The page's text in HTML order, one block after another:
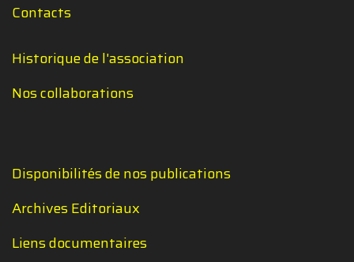
Contacts
Historique de l'association
Nos collaborations
Disponibilités de nos publications
Archives Editoriaux
Liens documentaires